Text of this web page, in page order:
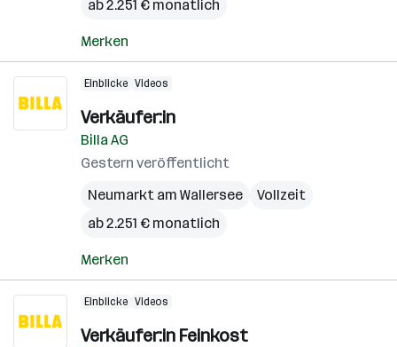
ab 2.251 € monatlich
Merken
Einblicke Videos
Verkäufer:in
Billa AG
Gestern veröffentlicht
Neumarkt am Wallersee
Vollzeit
ab 2.251 € monatlich
Merken
Einblicke Videos
Verkäufer:in Feinkost